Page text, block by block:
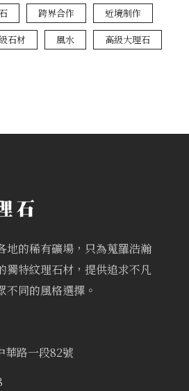
跨界合作
近境制作
石材 風水 高級大理石
地的稀有礦場，只為蒐羅浩瀚
獨特紋理石材，提供追求不凡
不同的風格選擇。
華路一段82號